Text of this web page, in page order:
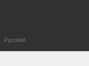
Русский